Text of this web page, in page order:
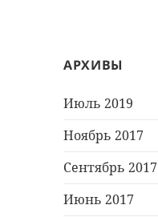
АРХИВЫ
Июль 2019
Ноябрь 2017
Сентябрь 2017
Июнь 2017